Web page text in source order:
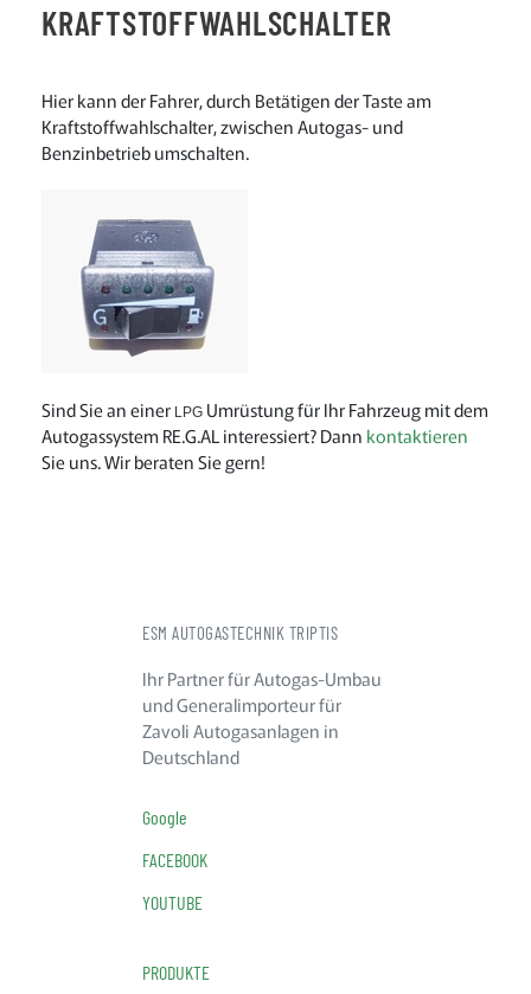
KRAFTSTOFFWAHLSCHALTER
Hier kann der Fahrer, durch Betätigen der Taste am
Kraftstoffwahlschalter, zwischen Autogas- und
Benzinbetrieb umschalten.
Sind Sie an einer LPG Umrüstung für Ihr Fahrzeug mit dem
Autogassystem RE.G.AL interessiert? Dann kontaktieren
Sie uns. Wir beraten Sie gern!
ESM AUTOGASTECHNIK TRIPTIS
Ihr Partner für Autogas-Umbau
und Generalimporteur für
Zavoli Autogasanlagen in
Deutschland
Google
FACEBOOK
YOUTUBE
PRODUKTE